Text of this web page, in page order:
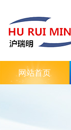
网站首页